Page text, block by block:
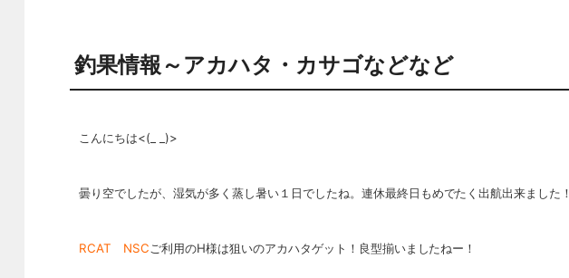
釣果情報～アカハタ・カサゴなどなど
こんにちは<(_ _)>
曇り空でしたが、湿気が多く蒸し暑い１日でしたね。連休最終日もめでたく出航出来ました！
RCAT NSC ご利用のH様は狙いのアカハタゲット！良型揃いましたねー！